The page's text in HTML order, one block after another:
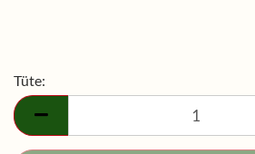
Tüte:
Tüte